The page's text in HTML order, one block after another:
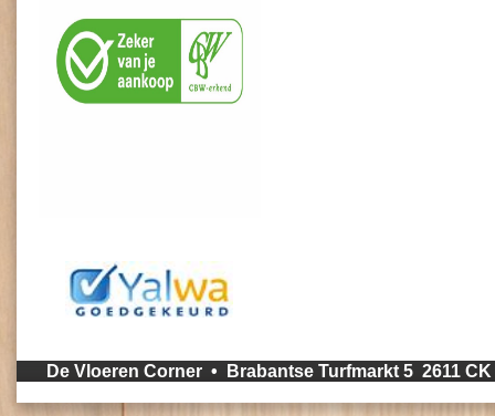
De Vloeren Corner • Brabantse Turfmarkt 5 2611